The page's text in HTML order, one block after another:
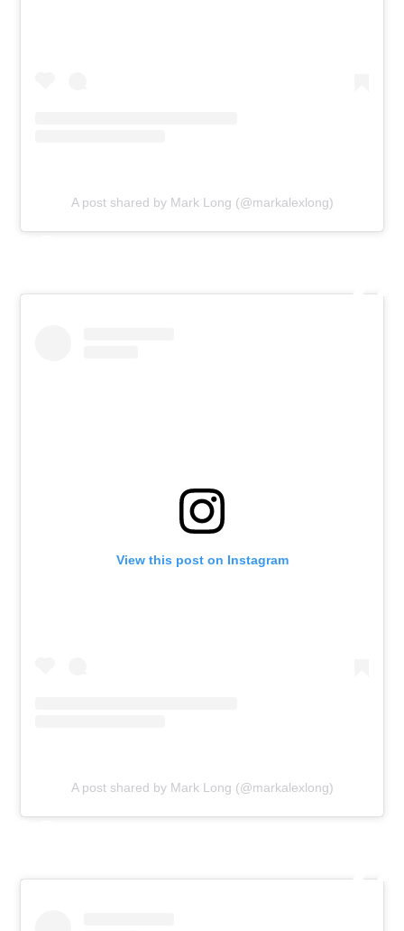
A post shared by Mark Long (@markalexlong)
View this post on Instagram
A post shared by Mark Long (@markalexlong)